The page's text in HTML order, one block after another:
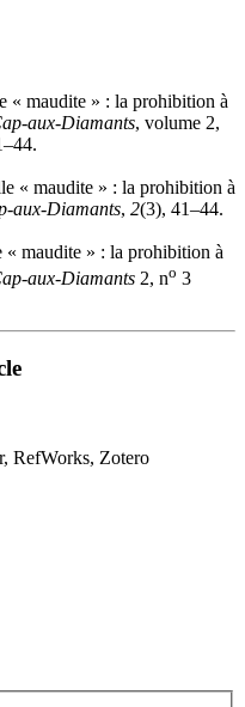
« maudite » : la prohibition à
aux-Diamants, volume 2,
« maudite » : la prohibition à
aux-Diamants, 2(3), 41–44.
maudite » : la prohibition à
aux-Diamants 2, no 3
RefWorks, Zotero